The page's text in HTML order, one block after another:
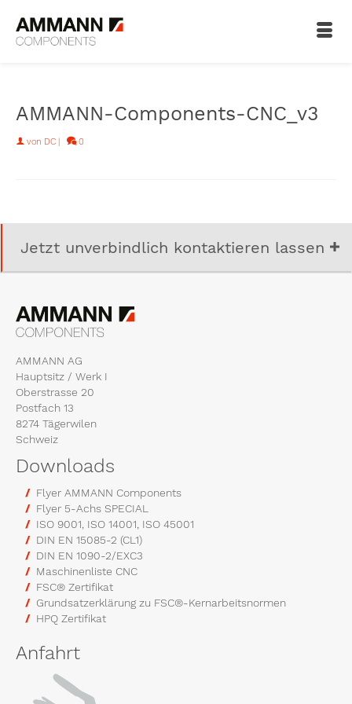
AMMANN-Components-CNC_v3
von DC | 0
Jetzt unverbindlich kontaktieren lassen
AMMANN AG
Hauptsitz / Werk I
Oberstrasse 20
Postfach 13
8274 Tägerwilen
Schweiz
Downloads
Flyer AMMANN Components
Flyer 5-Achs SPECIAL
ISO 9001, ISO 14001, ISO 45001
DIN EN 15085-2 (CL1)
DIN EN 1090-2/EXC3
Maschinenliste CNC
FSC® Zertifikat
Grundsatzerklärung zu FSC®-Kernarbeitsnormen
HPQ Zertifikat
Anfahrt